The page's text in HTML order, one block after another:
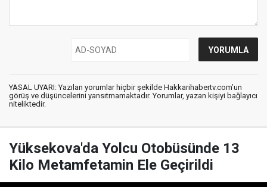
YASAL UYARI: Yazılan yorumlar hiçbir şekilde Hakkarihabertv.com’un
görüş ve düşüncelerini yansıtmamaktadır. Yorumlar, yazan kişiyi bağlayıcı
niteliktedir.
Yüksekova'da Yolcu Otobüsünde 13
Kilo Metamfetamin Ele Geçirildi